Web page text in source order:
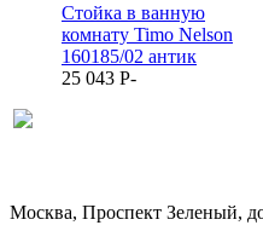
Стойка в ванную
комнату Timo Nelson
160185/02 антик
25 043 P-
Москва, Проспект Зеленый,